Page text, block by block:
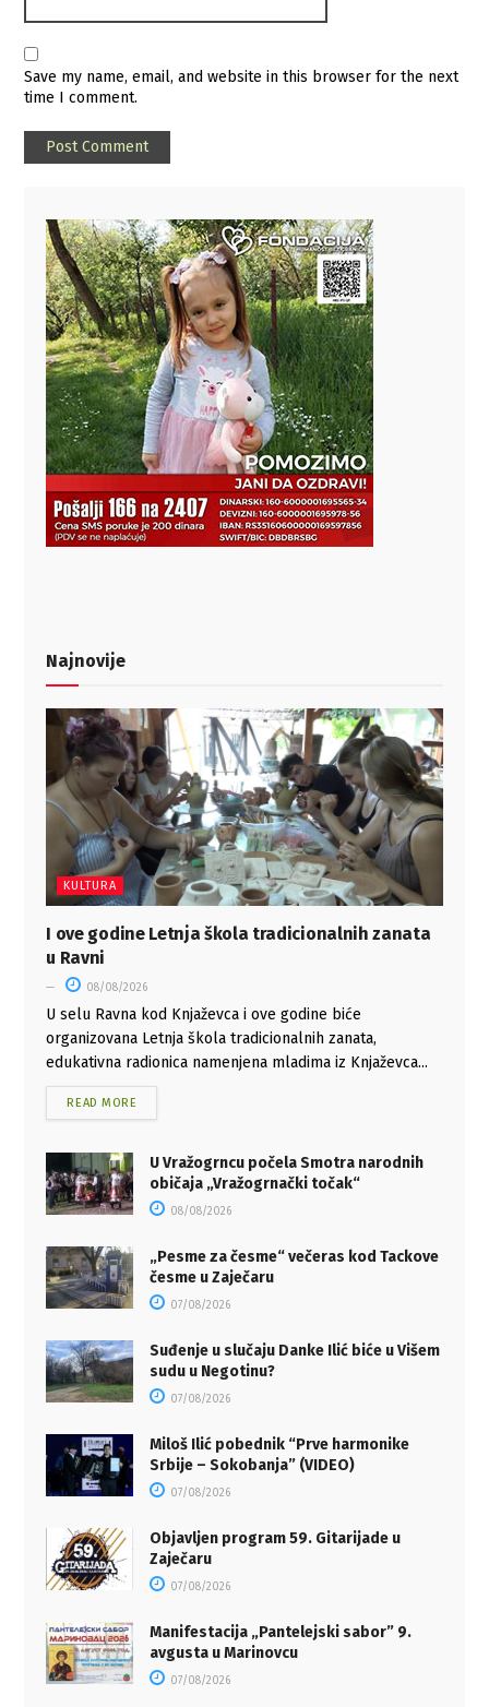
Save my name, email, and website in this browser for the next
time I comment.
Najnovije
KULTURA
I ove godine Letnja škola tradicionalnih zanata
u Ravni
08/08/2026
U selu Ravna kod Knjaževca i ove godine biće
organizovana Letnja škola tradicionalnih zanata,
edukativna radionica namenjena mladima iz Knjaževca...
READ MORE
U Vražogrncu počela Smotra narodnih
običaja „Vražogrnački točak“
08/08/2026
„Pesme za česme“ večeras kod Tackove
česme u Zaječaru
07/08/2026
Suđenje u slučaju Danke Ilić biće u Višem
sudu u Negotinu?
07/08/2026
Miloš Ilić pobednik “Prve harmonike
Srbije – Sokobanja” (VIDEO)
07/08/2026
Objavljen program 59. Gitarijade u
Zaječaru
07/08/2026
Manifestacija „Pantelejski sabor” 9.
avgusta u Marinovcu
07/08/2026